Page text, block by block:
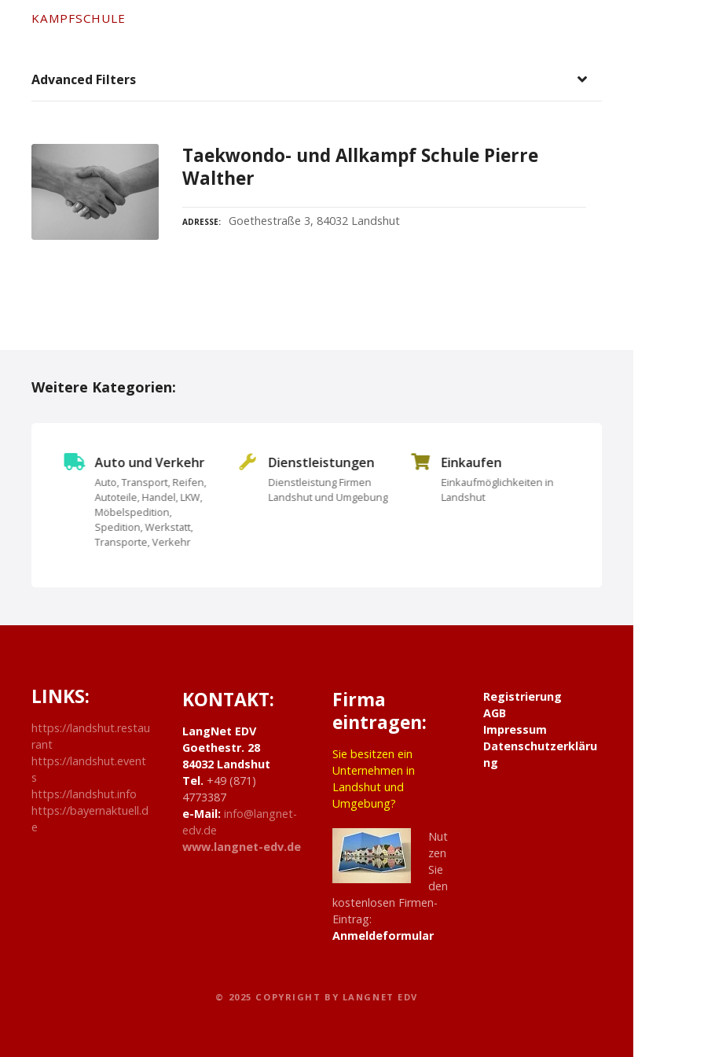
KAMPFSCHULE
Advanced Filters
Taekwondo- und Allkampf Schule Pierre
Walther
ADRESSE Goethestraße 3, 84032 Landshut
g
t
i
o
n
Weitere Kategorien:
Auto und Verkehr
Auto, Transport, Reifen,
Autoteile, Handel, LKW,
Möbelspedition,
Spedition, Werkstatt,
Transporte, Verkehr
Dienstleistungen
Dienstleistung Firmen
Landshut und Umgebung
Einkaufen
Einkaufmöglichkeiten in
Landshut
LINKS:
https://landshut.restau
rant
https://landshut.event
s
https://landshut.info
https://bayernaktuell.d
e
KONTAKT:
LangNet EDV
Goethestr. 28
84032 Landshut
Tel. +49 (871)
4773387
e-Mail: info@langnet-
edv.de
www.langnet-edv.de
Firma
eintragen:
Sie besitzen ein
Unternehmen in
Landshut und
Umgebung?
Nut
zen
Sie
den
kostenlosen Firmen-
Eintrag:
Anmeldeformular
Registrierung
AGB
Impressum
Datenschutzerkläru
ng
© 2025 COPYRIGHT BY LANGNET EDV